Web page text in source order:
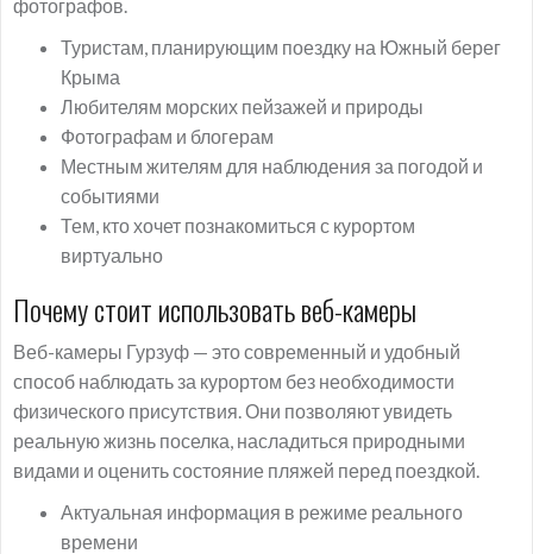
фотографов.
Туристам, планирующим поездку на Южный берег
Крыма
Любителям морских пейзажей и природы
Фотографам и блогерам
Местным жителям для наблюдения за погодой и
событиями
Тем, кто хочет познакомиться с курортом
виртуально
Почему стоит использовать веб-камеры
Веб-камеры Гурзуф — это современный и удобный
способ наблюдать за курортом без необходимости
физического присутствия. Они позволяют увидеть
реальную жизнь поселка, насладиться природными
видами и оценить состояние пляжей перед поездкой.
Актуальная информация в режиме реального
времени